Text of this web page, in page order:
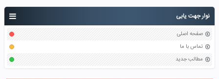
نوار جهت یابی
صفحه اصلی
تماس با ما
مطالب جدید